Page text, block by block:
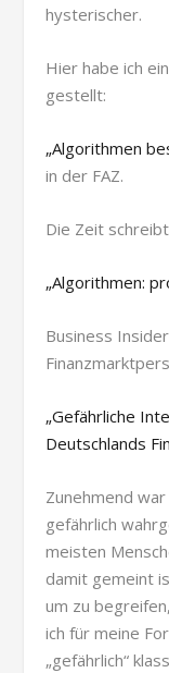
hysterischer.
Hier habe ich
gestellt:
„Algorithmen
in der FAZ.
Die Zeit
„Algorithmen:
Business
„Gefährliche
Deutschlands
Zunehmend
gefährlich
meisten
damit gemeint
um zu
ich für meine
„gefährlich“